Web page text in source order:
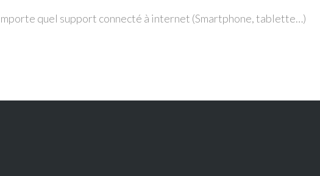
quel support connecté à internet (Smartphone, tablette…)